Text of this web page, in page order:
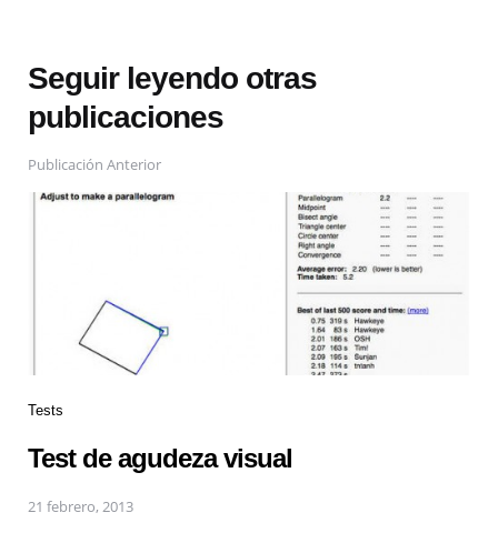
Seguir leyendo otras
publicaciones
Publicación Anterior
Tests
Test de agudeza visual
21 febrero, 2013